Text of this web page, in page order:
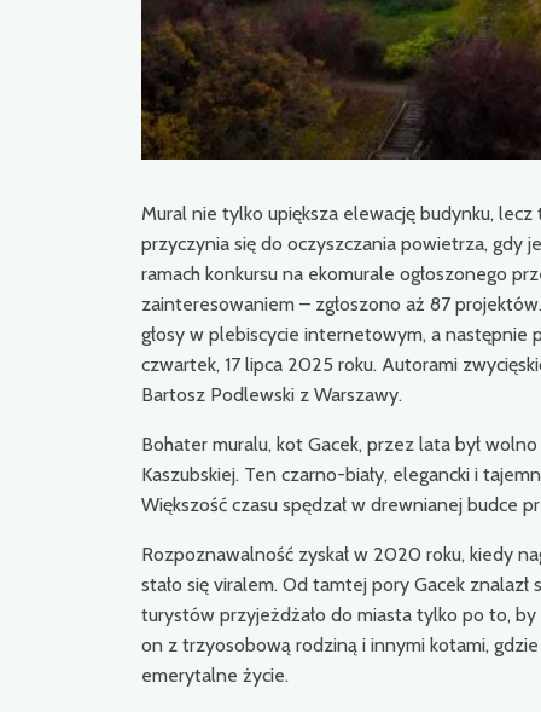
Mural nie tylko upiększa elewację budynku,
przyczynia się do oczyszczania powietrza, gdy
ramach konkursu na ekomurale ogłoszonego
zainteresowaniem – zgłoszono aż 87
głosy w plebiscycie internetowym, a następnie
czwartek, 17 lipca 2025 roku. Autorami
Bartosz Podlewski z Warszawy.
Bohater muralu, kot Gacek, przez lata był
Kaszubskiej. Ten czarno-biały, elegancki i
Większość czasu spędzał w drewnianej budce
Rozpoznawalność zyskał w 2020 roku, kiedy
stało się viralem. Od tamtej pory Gacek
turystów przyjeżdżało do miasta tylko po to, by
on z trzyosobową rodziną i innymi kotami,
emerytalne życie.